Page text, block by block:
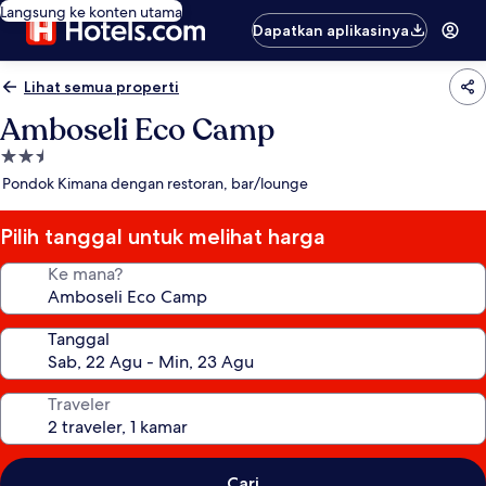
Langsung ke konten utama
Dapatkan aplikasinya
Lihat semua properti
Amboseli Eco Camp
Properti
bintang
Pondok Kimana dengan restoran, bar/lounge
Pilih tanggal untuk melihat harga
Ke mana?
Tanggal
Traveler